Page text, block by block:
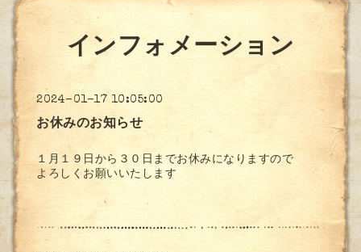
インフォメーション
2024-01-17 10:05:00
お休みのお知らせ
１月１９日から３０日までお休みになりますので
よろしくお願いいたします